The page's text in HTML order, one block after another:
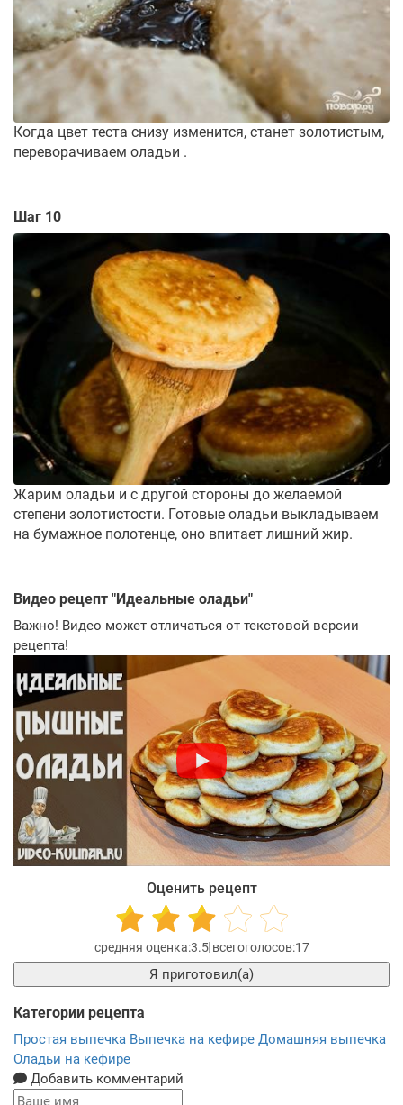
Когда цвет теста снизу изменится, станет золотистым,
переворачиваем оладьи .
Шаг 10
Жарим оладьи и с другой стороны до желаемой
степени золотистости. Готовые оладьи выкладываем
на бумажное полотенце, оно впитает лишний жир.
Видео рецепт "Идеальные оладьи"
Важно! Видео может отличаться от текстовой версии
рецепта!
Оценить рецепт
3.5 17
Я приготовил(а)
Категории рецепта
Простая выпечка Выпечка на кефире Домашняя выпечка
Оладьи на кефире
Добавить комментарий